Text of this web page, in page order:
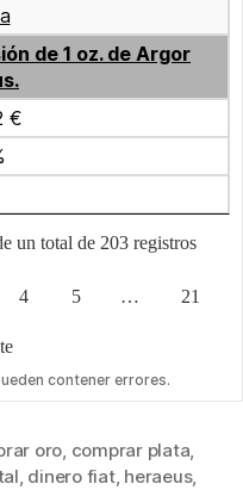
de 1 oz. de Argor
€
un total de 203 registros
4 5 … 21
contener errores.
oro, comprar plata,
, dinero fiat, heraeus,